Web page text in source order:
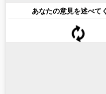
あなたの意見を述べて